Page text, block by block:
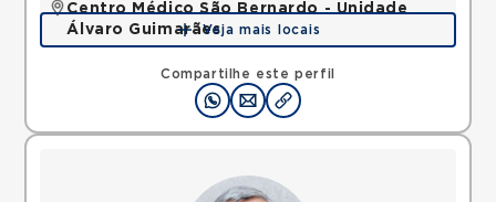
Compartilhe este perfil
Centro Médico São Bernardo - Unidade
Álvaro Guimarães
Avenida Alvaro Guimaraes, Assuncao, Sao Bernardo
do Campo, SP, 09810010 •
Mapa
Veja mais locais